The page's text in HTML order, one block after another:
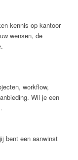
kennis op kantoor
wensen, de
workflow,
Wil je een
bent een aanwinst